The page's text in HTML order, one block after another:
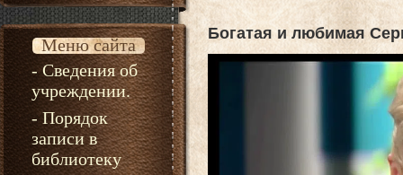
Меню сайта
- Сведения об
учреждении.
- Порядок
записи в
библиотеку
Богатая и любимая